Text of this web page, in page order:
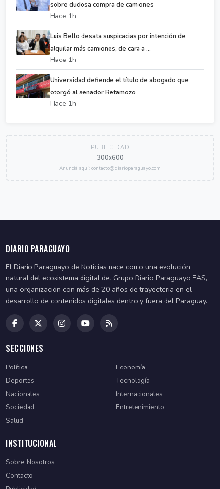
sobre dudosa compra de camiones
Hace 1h
Luis Bello desata suspicacias por intención de
alquilar más camiones, de cara a ...
Hace 1h
Universidad defiende el título de abogado que
otorgó al senador Retamozo
Hace 1h
PUBLICIDAD
300x600
Anunciá aquí: contacto@diarioparaguayo.com
DIARIO PARAGUAYO
El Diario Paraguayo de Noticias nace como una evolución
natural del ecosistema digital del Grupo Diario Paraguayo EAS,
una organización con más de 20 años de trayectoria en el
desarrollo de contenidos digitales dentro y fuera del Paraguay.
SECCIONES
Política
Economía
Deportes
Tecnología
Nacionales
Internacionales
Sociedad
Entretenimiento
Salud
INSTITUCIONAL
Sobre Nosotros
Contacto